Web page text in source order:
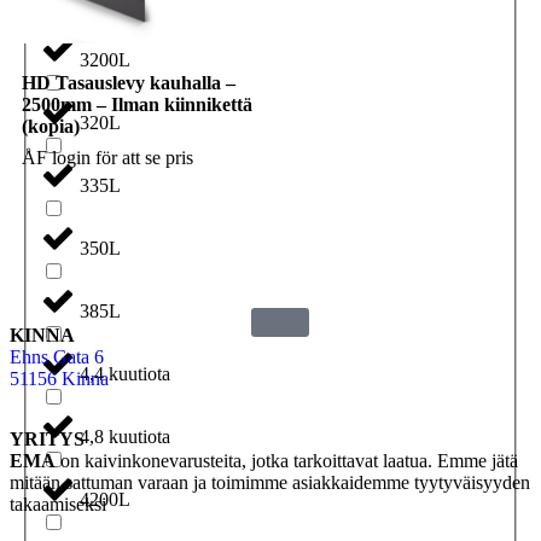
3200L
320L
335L
350L
385L
4,4 kuutiota
4,8 kuutiota
4200L
HD Tasauslevy kauhalla –
2500mm – Ilman kiinnikettä
(kopia)
ÅF login för att se pris
KINNA
Ehns Gata 6
51156 Kinna
YRITYS
EMA on kaivinkonevarusteita, jotka tarkoittavat laatua. Emme jätä
mitään sattuman varaan ja toimimme asiakkaidemme tyytyväisyyden
takaamiseksi